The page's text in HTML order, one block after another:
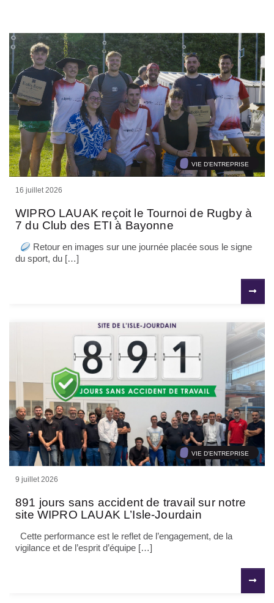
VIE D'ENTREPRISE
16 juillet 2026
WIPRO LAUAK reçoit le Tournoi de Rugby à
7 du Club des ETI à Bayonne
Retour en images sur une journée placée sous le signe
du sport, du […]
VIE D'ENTREPRISE
9 juillet 2026
891 jours sans accident de travail sur notre
site WIPRO LAUAK L’Isle-Jourdain
Cette performance est le reflet de l’engagement, de la
vigilance et de l’esprit d’équipe […]